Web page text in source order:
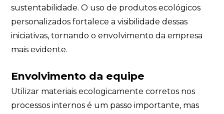
sustentabilidade. O uso de produtos ecológicos
personalizados fortalece a visibilidade dessas
iniciativas, tornando o envolvimento da empresa
mais evidente.
Envolvimento da equipe
Utilizar materiais ecologicamente corretos nos
processos internos é um passo importante, mas